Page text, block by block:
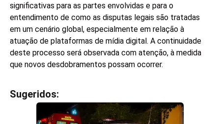
significativas para as partes envolvidas e para o
entendimento de como as disputas legais são tratadas
em um cenário global, especialmente em relação à
atuação de plataformas de mídia digital. A continuidade
deste processo será observada com atenção, à medida
que novos desdobramentos possam ocorrer.
Sugeridos: